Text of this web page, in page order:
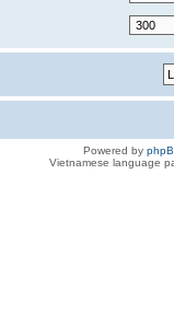
Powered by
Vietnamese language